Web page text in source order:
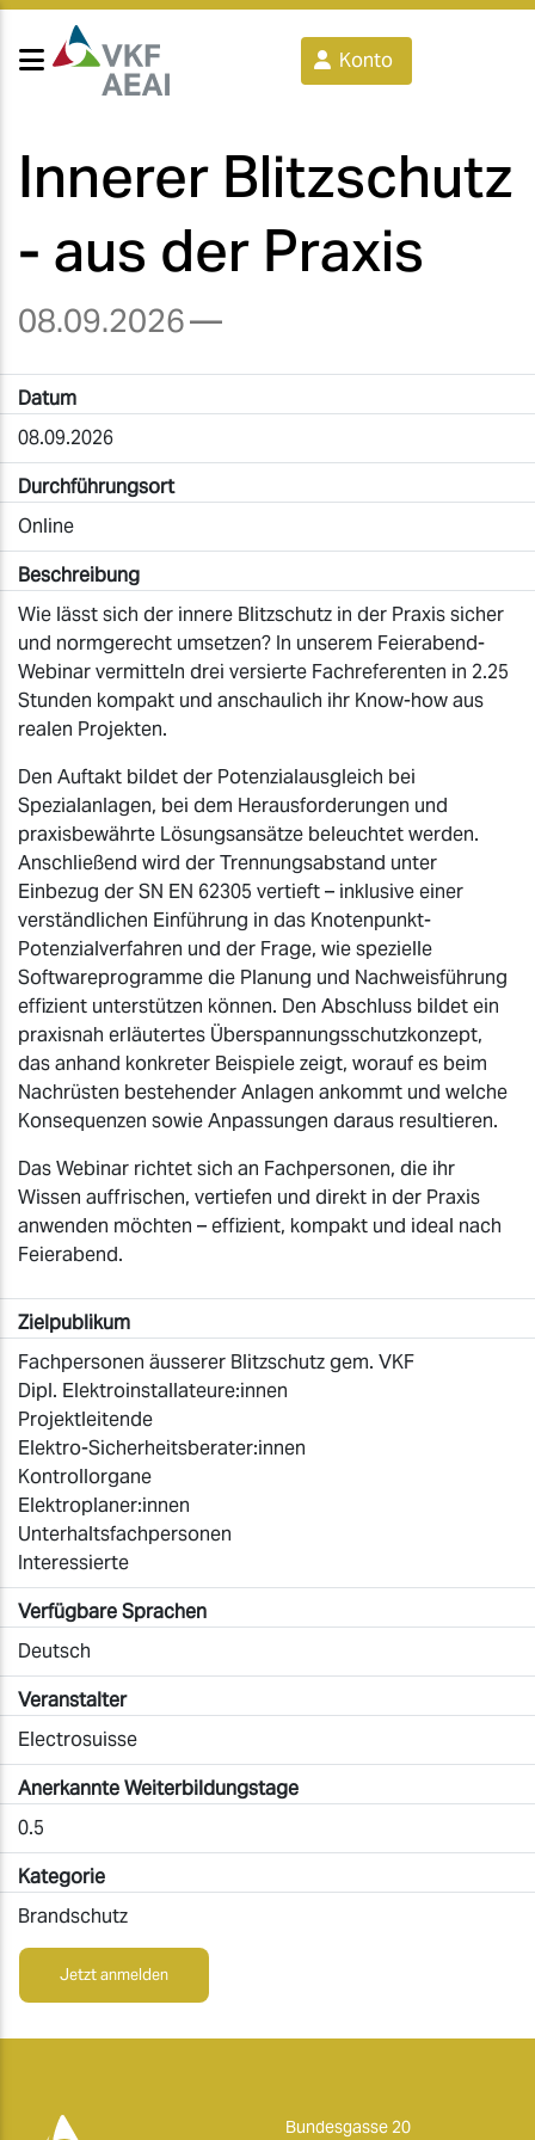
Konto
Innerer Blitzschutz
- aus der Praxis
08.09.2026—
Datum
08.09.2026
Durchführungsort
Online
Beschreibung
Wie lässt sich der innere Blitzschutz in der Praxis sicher
und normgerecht umsetzen? In unserem Feierabend-
Webinar vermitteln drei versierte Fachreferenten in 2.25
Stunden kompakt und anschaulich ihr Know-how aus
realen Projekten.
Den Auftakt bildet der Potenzialausgleich bei
Spezialanlagen, bei dem Herausforderungen und
praxisbewährte Lösungsansätze beleuchtet werden.
Anschließend wird der Trennungsabstand unter
Einbezug der SN EN 62305 vertieft – inklusive einer
verständlichen Einführung in das Knotenpunkt-
Potenzialverfahren und der Frage, wie spezielle
Softwareprogramme die Planung und Nachweisführung
effizient unterstützen können. Den Abschluss bildet ein
praxisnah erläutertes Überspannungsschutzkonzept,
das anhand konkreter Beispiele zeigt, worauf es beim
Nachrüsten bestehender Anlagen ankommt und welche
Konsequenzen sowie Anpassungen daraus resultieren.
Das Webinar richtet sich an Fachpersonen, die ihr
Wissen auffrischen, vertiefen und direkt in der Praxis
anwenden möchten – effizient, kompakt und ideal nach
Feierabend.
Zielpublikum
Fachpersonen äusserer Blitzschutz gem. VKF
Dipl. Elektroinstallateure:innen
Projektleitende
Elektro-Sicherheitsberater:innen
Kontrollorgane
Elektroplaner:innen
Unterhaltsfachpersonen
Interessierte
Verfügbare Sprachen
Deutsch
Veranstalter
Electrosuisse
Anerkannte Weiterbildungstage
0.5
Kategorie
Brandschutz
Jetzt anmelden
Bundesgasse 20